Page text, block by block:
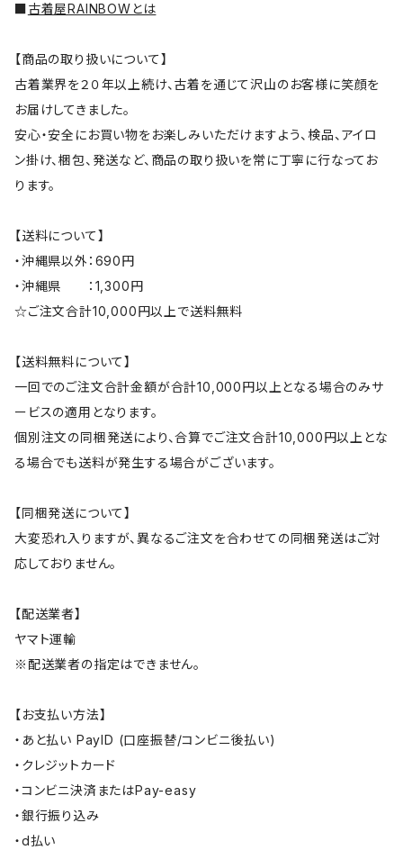
■古着屋RAINBOWとは
【商品の取り扱いについて】
古着業界を２０年以上続け、古着を通じて沢山のお客様に笑顔を
お届けしてきました。
安心・安全にお買い物をお楽しみいただけますよう、検品、アイロ
ン掛け、梱包、発送など、商品の取り扱いを常に丁寧に行なってお
ります。
【送料について】
・沖縄県以外：690円
・沖縄県 ：1,300円
☆ご注文合計10,000円以上で送料無料
【送料無料について】
一回でのご注文合計金額が合計10,000円以上となる場合のみサ
ービスの適用となります。
個別注文の同梱発送により、合算でご注文合計10,000円以上とな
る場合でも送料が発生する場合がございます。
【同梱発送について】
大変恐れ入りますが、異なるご注文を合わせての同梱発送はご対
応しておりません。
【配送業者】
ヤマト運輸
※配送業者の指定はできません。
【お支払い方法】
・あと払い PayID (口座振替/コンビニ後払い)
・クレジットカード
・コンビニ決済またはPay-easy
・銀行振り込み
・d払い